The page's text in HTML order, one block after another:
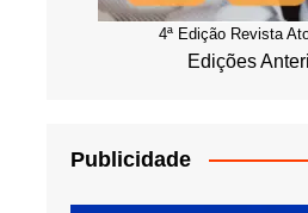
4ª Edição Revista
Edições
Publicidade